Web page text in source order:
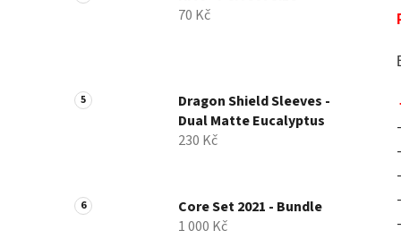
70 Kč
Dragon Shield Sleeves -
Dual Matte Eucalyptus
230 Kč
Core Set 2021 - Bundle
1 000 Kč